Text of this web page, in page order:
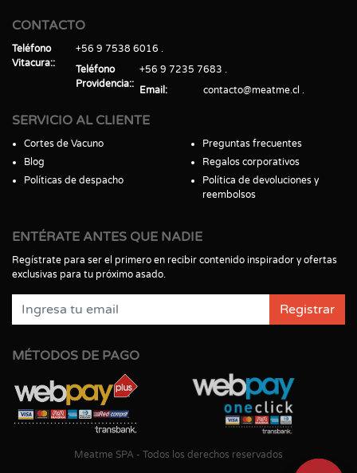
CONTACTO
Teléfono
Vitacura:
+56 9 7538 6016
Teléfono
Providencia:
+56 9 7235 7683
Email
contacto@meatme.cl
SERVICIO AL CLIENTE
Cortes de Vacuno
Blog
Políticas de despacho
Preguntas frecuentes
Regalos corporativos
Política de devoluciones y
reembolsos
ENTÉRATE ANTES QUE NADIE
Regístrate para ser el primero en recibir contenido inspirador y ofertas
exclusivas para tu próximo asado.
Registrar
MÉTODOS DE PAGO
Meatme SPA - Todos los derechos reservados